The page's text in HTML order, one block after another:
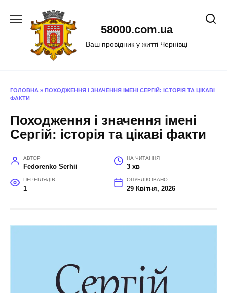
58000.com.ua
Ваш провідник у житті Чернівці
ГОЛОВНА » ПОХОДЖЕННЯ І ЗНАЧЕННЯ ІМЕНІ СЕРГІЙ: ІСТОРІЯ ТА ЦІКАВІ
ФАКТИ
Походження і значення імені
Сергій: історія та цікаві факти
АВТОР
Fedorenko Serhii
НА ЧИТАННЯ
3 хв
ПЕРЕГЛЯДІВ
1
ОПУБЛІКОВАНО
29 Квітня, 2026